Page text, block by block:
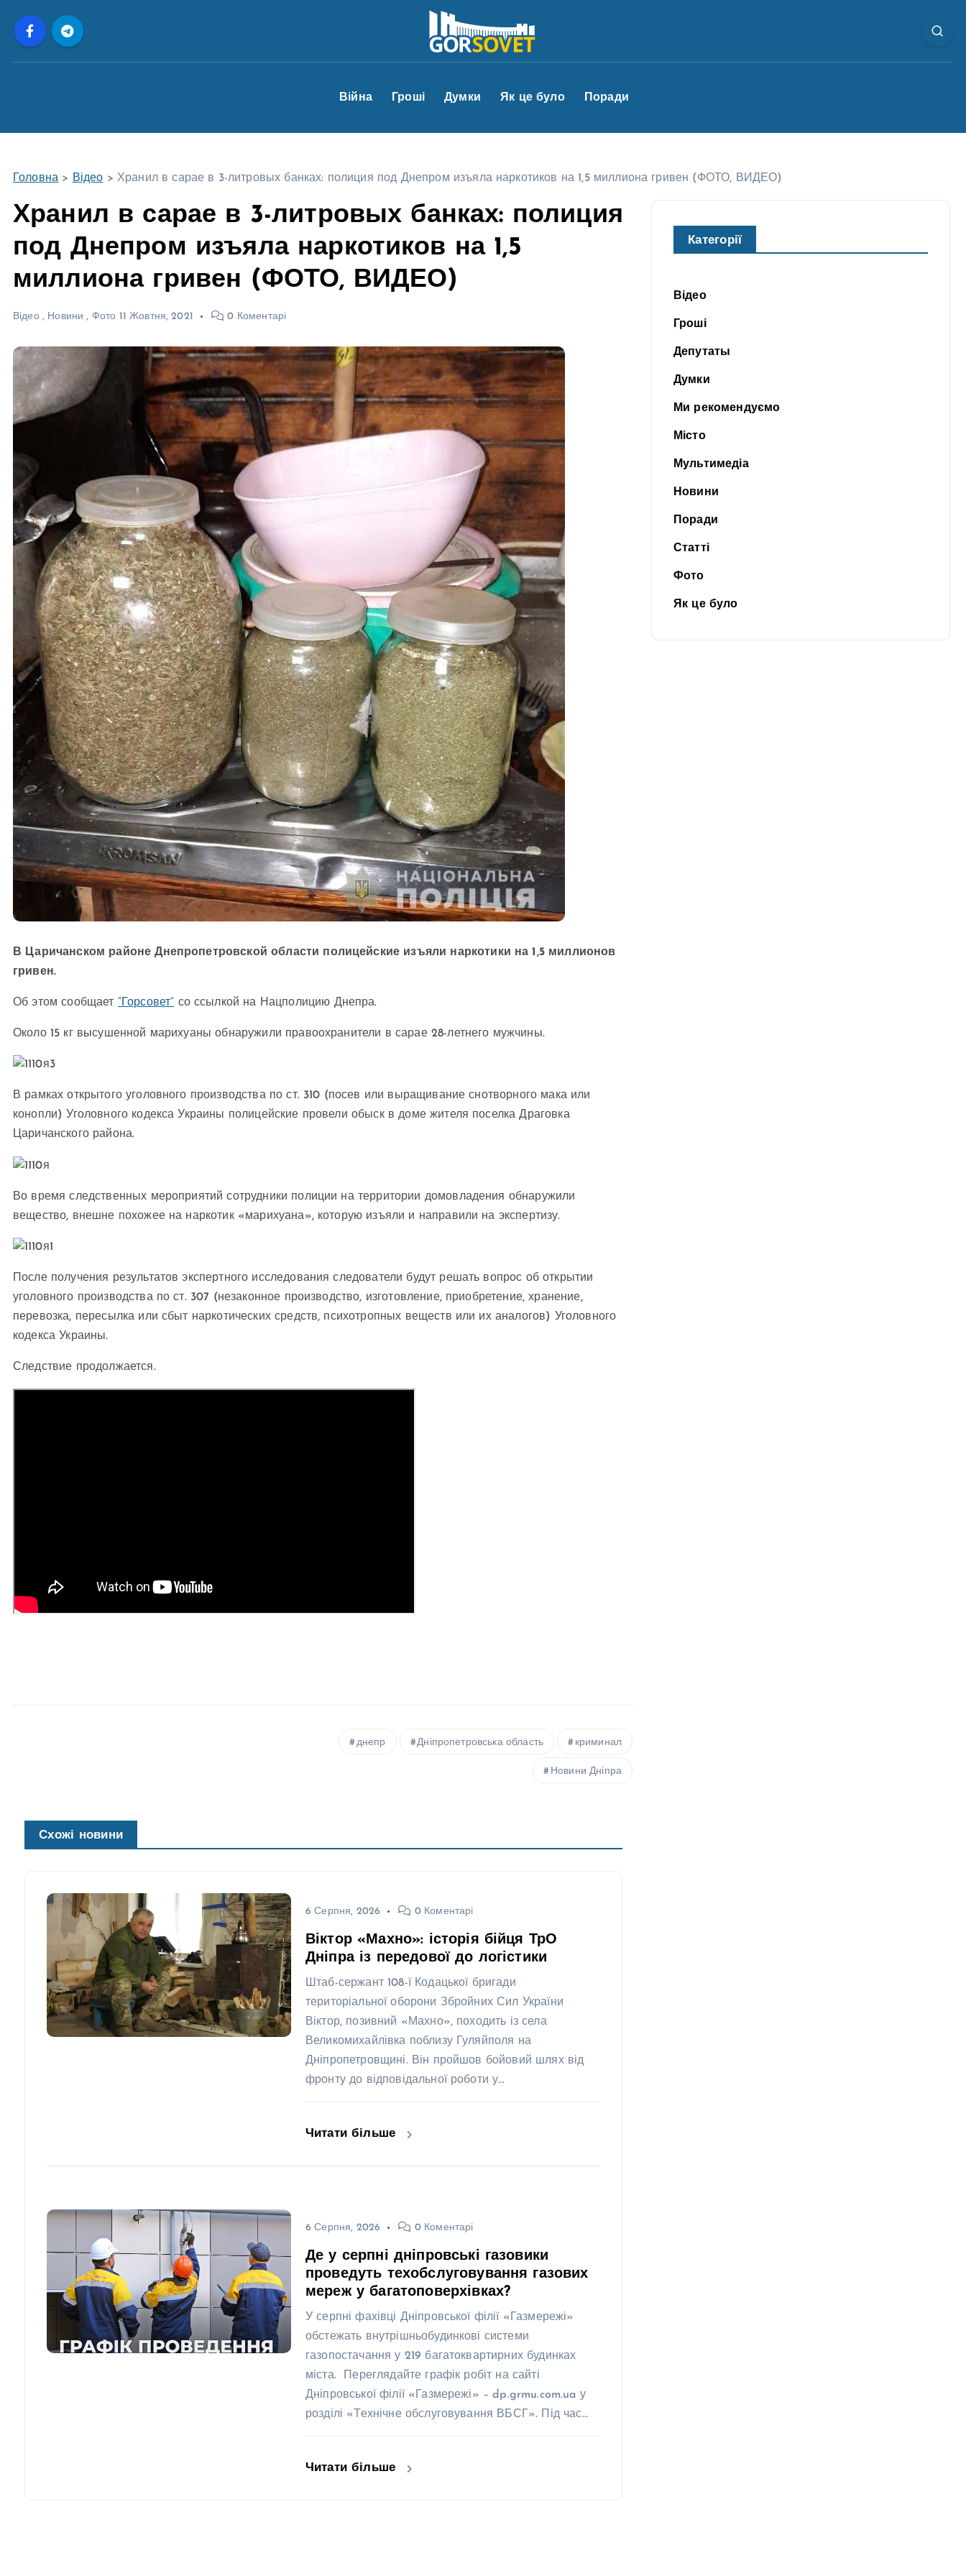
Війна Гроші Думки Як це було Поради
Головна > Відео > Хранил в сарае в 3-литровых банках: полиция под Днепром изъяла наркотиков на 1,5 миллиона гривен (ФОТО, ВИДЕО)
Хранил в сарае в 3-литровых банках: полиция
под Днепром изъяла наркотиков на 1,5
миллиона гривен (ФОТО, ВИДЕО)
Відео, Новини , Фото 11 Жовтня, 2021 0 Коментарі
В Царичанском районе Днепропетровской области полицейские изъяли наркотики на 1,5 миллионов
гривен.
Об этом сообщает “Горсовет” со ссылкой на Нацполицию Днепра.
Около 15 кг высушенной марихуаны обнаружили правоохранители в сарае 28-летнего мужчины.
В рамках открытого уголовного производства по ст. 310 (посев или выращивание снотворного мака или
конопли) Уголовного кодекса Украины полицейские провели обыск в доме жителя поселка Драговка
Царичанского района.
Во время следственных мероприятий сотрудники полиции на территории домовладения обнаружили
вещество, внешне похожее на наркотик «марихуана», которую изъяли и направили на экспертизу.
После получения результатов экспертного исследования следователи будут решать вопрос об открытии
уголовного производства по ст. 307 (незаконное производство, изготовление, приобретение, хранение,
перевозка, пересылка или сбыт наркотических средств, психотропных веществ или их аналогов) Уголовного
кодекса Украины.
Следствие продолжается.
днепр Дніпропетровська область криминал
Новини Дніпра
Схожі новини
6 Серпня, 2026 0 Коментарі
Віктор «Махно»: історія бійця ТрО
Дніпра із передової до логістики
Штаб-сержант 108-ї Кодацької бригади
територіальної оборони Збройних Сил України
Віктор, позивний «Махно», походить із села
Великомихайлівка поблизу Гуляйполя на
Дніпропетровщині. Він пройшов бойовий шлях від
фронту до відповідальної роботи у…
Читати більше
6 Серпня, 2026 0 Коментарі
Де у серпні дніпровські газовики
проведуть техобслуговування газових
мереж у багатоповерхівках?
У серпні фахівці Дніпровської філії «Газмережі»
обстежать внутрішньобудинкові системи
газопостачання у 219 багатоквартирних будинках
міста. Переглядайте графік робіт на сайті
Дніпровської філії «Газмережі» – dp.grmu.com.ua у
розділі «Технічне обслуговування ВБСГ». Під час…
Читати більше
Категорії
Відео
Гроші
Депутаты
Думки
Ми рекомендуємо
Місто
Мультимедіа
Новини
Поради
Статті
Фото
Як це було